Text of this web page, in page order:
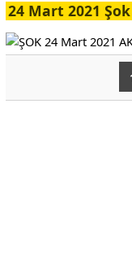
24 Mart 2021